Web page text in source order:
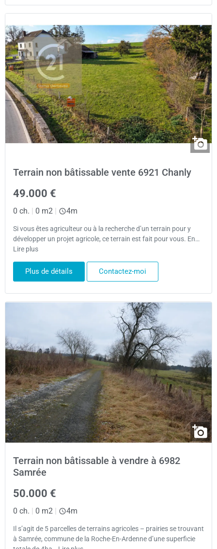
Terrain non bâtissable vente 6921 Chanly
49.000 €
0 ch. | 0 m2 | 4m
Si vous êtes agriculteur ou à la recherche d’un terrain pour y
développer un projet agricole, ce terrain est fait pour vous. En…
Lire plus
Plus de détails Contactez-moi
Terrain non bâtissable à vendre à 6982
Samrée
50.000 €
0 ch. | 0 m2 | 4m
Il s’agit de 5 parcelles de terrains agricoles – prairies se trouvant
à Samrée, commune de la Roche-En-Ardenne d’une superficie